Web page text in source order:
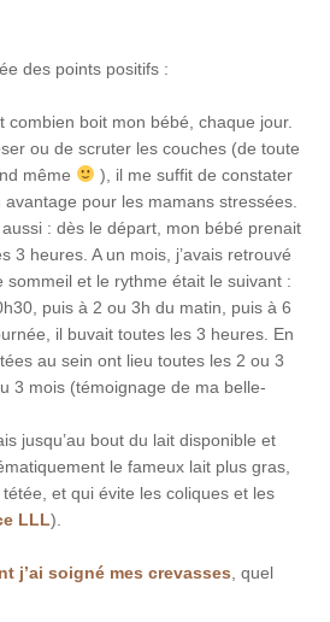
des points positifs :
combien boit mon bébé, chaque jour.
ou de scruter les couches (de toute
même
), il me suffit de constater
avantage pour les mamans stressées.
: dès le départ, mon bébé prenait
3 heures. A un mois, j’avais retrouvé
sommeil et le rythme était le suivant :
puis à 2 ou 3h du matin, puis à 6
il buvait toutes les 3 heures. En
au sein ont lieu toutes les 2 ou 3
3 mois (témoignage de ma belle-
jusqu’au bout du lait disponible et
le fameux lait plus gras,
et qui évite les coliques et les
LLL).
j’ai soigné mes crevasses, quel